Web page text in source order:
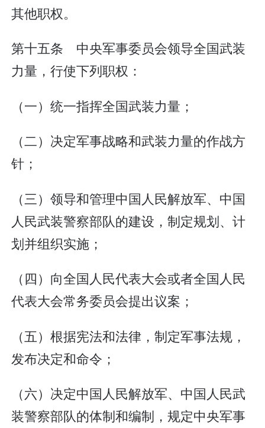
其他职权。
第十五条 中央军事委员会领导全国武装
力量，行使下列职权：
（一）统一指挥全国武装力量；
（二）决定军事战略和武装力量的作战方
针；
（三）领导和管理中国人民解放军、中国
人民武装警察部队的建设，制定规划、计
划并组织实施；
（四）向全国人民代表大会或者全国人民
代表大会常务委员会提出议案；
（五）根据宪法和法律，制定军事法规，
发布决定和命令；
（六）决定中国人民解放军、中国人民武
装警察部队的体制和编制，规定中央军事